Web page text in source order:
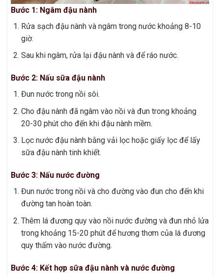
Bước 1: Ngâm đậu nành
Rửa sạch đậu nành và ngâm trong nước khoảng 8-10
giờ.
Sau khi ngâm, rửa lại đậu nành và để ráo nước.
Bước 2: Nấu sữa đậu nành
Đun nước trong nồi sôi.
Cho đậu nành đã ngâm vào nồi và đun trong khoảng
20-30 phút cho đến khi đậu nành mềm.
Lọc nước đậu nành bằng vải lọc hoặc giấy lọc để lấy
sữa đậu nành tinh khiết.
Bước 3: Nấu nước đường
Đun nước trong nồi và cho đường vào đun cho đến khi
đường tan hoàn toàn.
Thêm lá đương quy vào nồi nước đường và đun nhỏ lửa
trong khoảng 15-20 phút để hương thơm của lá đương
quy thấm vào nước đường.
Bước 4: Kết hợp sữa đậu nành và nước đường